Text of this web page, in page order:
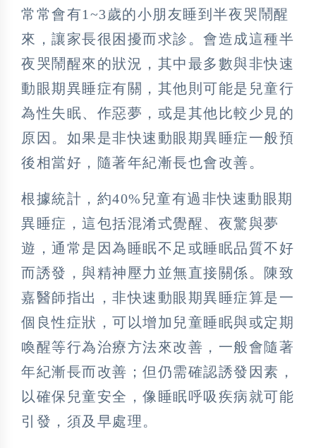
常常會有1~3歲的小朋友睡到半夜哭鬧醒
來，讓家長很困擾而求診。會造成這種半
夜哭鬧醒來的狀況，其中最多數與非快速
動眼期異睡症有關，其他則可能是兒童行
為性失眠、作惡夢，或是其他比較少見的
原因。如果是非快速動眼期異睡症一般預
後相當好，隨著年紀漸長也會改善。
根據統計，約40%兒童有過非快速動眼期
異睡症，這包括混淆式覺醒、夜驚與夢
遊，通常是因為睡眠不足或睡眠品質不好
而誘發，與精神壓力並無直接關係。陳致
嘉醫師指出，非快速動眼期異睡症算是一
個良性症狀，可以增加兒童睡眠與或定期
喚醒等行為治療方法來改善，一般會隨著
年紀漸長而改善；但仍需確認誘發因素，
以確保兒童安全，像睡眠呼吸疾病就可能
引發，須及早處理。